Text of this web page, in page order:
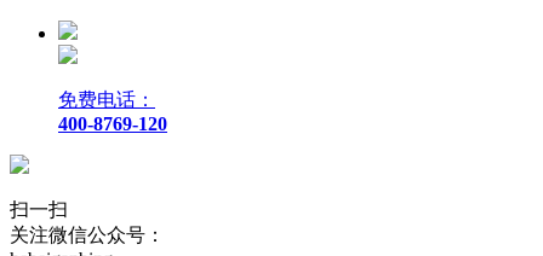
免费电话：
400-8769-120
扫一扫
关注微信公众号：